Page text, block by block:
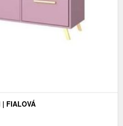
| FIALOVÁ